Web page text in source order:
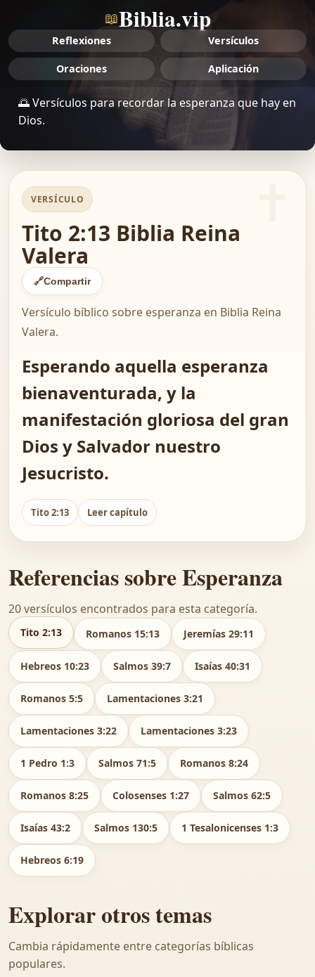
📖Biblia.vip
Reflexiones Versículos
Oraciones Aplicación
🌅 Versículos para recordar la esperanza que hay en
Dios.
VERSÍCULO
Tito 2:13 Biblia Reina
Valera
🔗Compartir
Versículo bíblico sobre esperanza en Biblia Reina
Valera.
Esperando aquella esperanza
bienaventurada, y la
manifestación gloriosa del gran
Dios y Salvador nuestro
Jesucristo.
Tito 2:13 Leer capítulo
Referencias sobre Esperanza
20 versículos encontrados para esta categoría.
Tito 2:13 Romanos 15:13 Jeremías 29:11
Hebreos 10:23 Salmos 39:7 Isaías 40:31
Romanos 5:5 Lamentaciones 3:21
Lamentaciones 3:22 Lamentaciones 3:23
1 Pedro 1:3 Salmos 71:5 Romanos 8:24
Romanos 8:25 Colosenses 1:27 Salmos 62:5
Isaías 43:2 Salmos 130:5 1 Tesalonicenses 1:3
Hebreos 6:19
Explorar otros temas
Cambia rápidamente entre categorías bíblicas
populares.